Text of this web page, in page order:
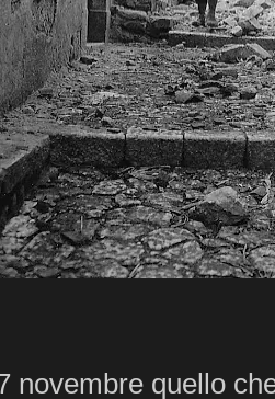
novembre quello